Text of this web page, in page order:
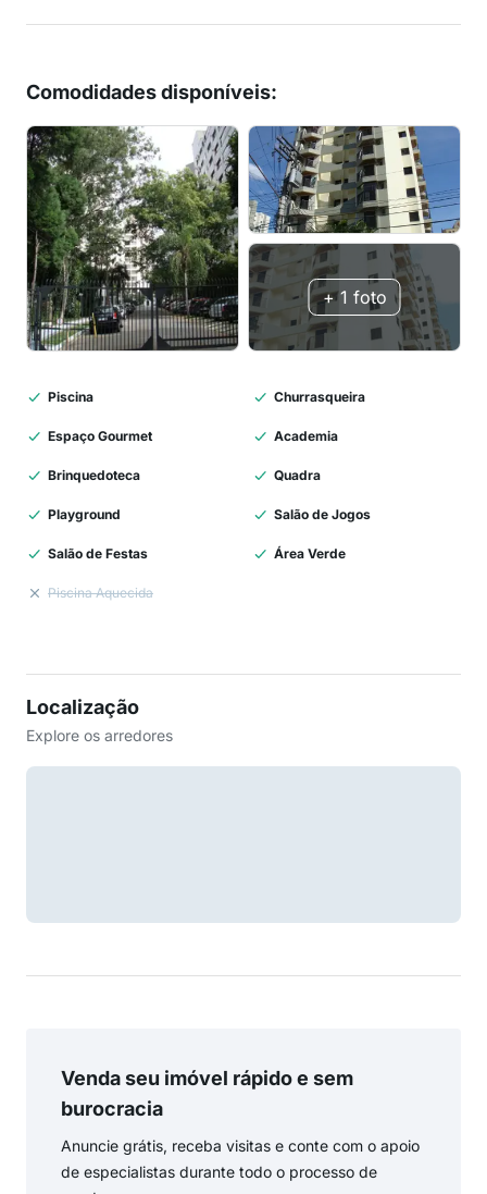
Comodidades disponíveis:
Piscina Churrasqueira
Espaço Gourmet Academia
Brinquedoteca Quadra
Playground Salão de Jogos
Salão de Festas Área Verde
Piscina Aquecida
Localização
Explore os arredores
Venda seu imóvel rápido e sem
burocracia
Anuncie grátis, receba visitas e conte com o apoio
de especialistas durante todo o processo de